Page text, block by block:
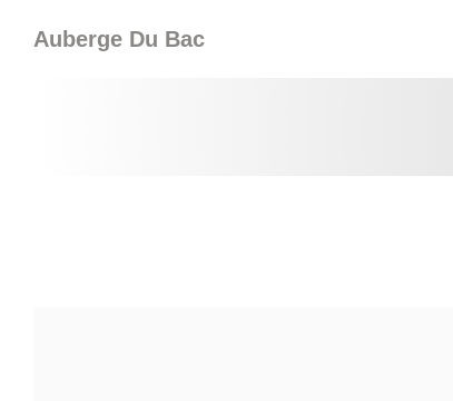
Auberge Du Bac